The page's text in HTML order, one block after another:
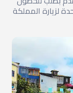
لزيارة المملكة